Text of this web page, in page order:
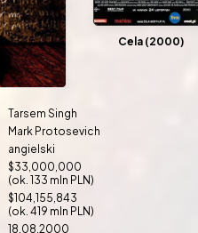
Cela (2000)
Tarsem Singh
Mark Protosevich
angielski
$33,000,000
(ok. 133 mln PLN)
$104,155,843
(ok. 419 mln PLN)
18.08.2000